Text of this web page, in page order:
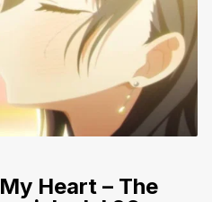
Heart – The